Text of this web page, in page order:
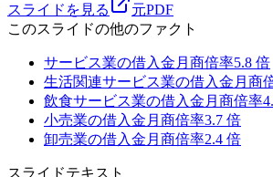
スライドを見る
元PDF
このスライドの他のファクト
サービス業の借入金月商倍率5.8 倍
生活関連サービス業の借入金月商
飲食サービス業の借入金月商倍率
小売業の借入金月商倍率3.7 倍
卸売業の借入金月商倍率2.4 倍
スライドテキスト